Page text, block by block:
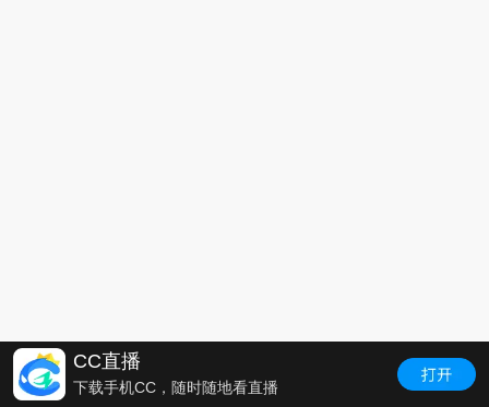
CC直播
下载手机CC，随时随地看直播